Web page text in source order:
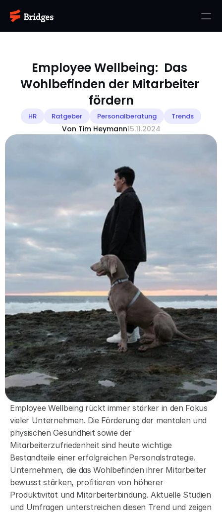
Employee Wellbeing:  Das
Wohlbefinden der Mitarbeiter
fördern
HR Ratgeber Personalberatung Trends
Von Tim Heymann15.11.2024
Employee Wellbeing rückt immer stärker in den Fokus
vieler Unternehmen. Die Förderung der mentalen und
physischen Gesundheit sowie der
Mitarbeiterzufriedenheit sind heute wichtige
Bestandteile einer erfolgreichen Personalstrategie.
Unternehmen, die das Wohlbefinden ihrer Mitarbeiter
bewusst stärken, profitieren von höherer
Produktivität und Mitarbeiterbindung. Aktuelle Studien
und Umfragen unterstreichen diesen Trend und zeigen